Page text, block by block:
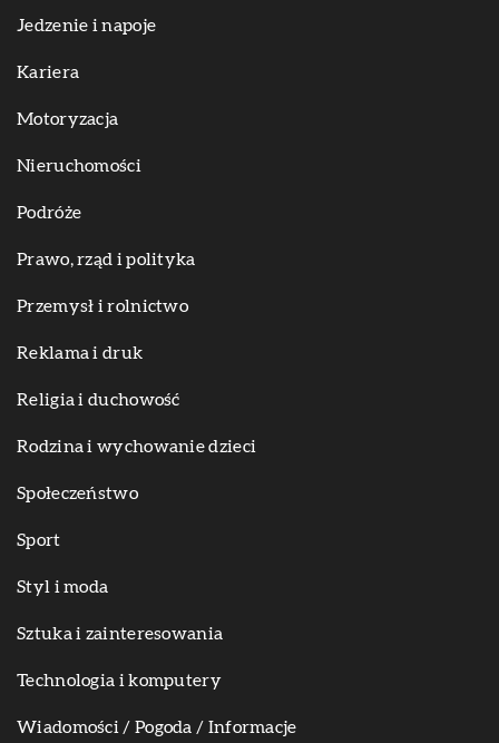
Jedzenie i napoje
Kariera
Motoryzacja
Nieruchomości
Podróże
Prawo, rząd i polityka
Przemysł i rolnictwo
Reklama i druk
Religia i duchowość
Rodzina i wychowanie dzieci
Społeczeństwo
Sport
Styl i moda
Sztuka i zainteresowania
Technologia i komputery
Wiadomości / Pogoda / Informacje